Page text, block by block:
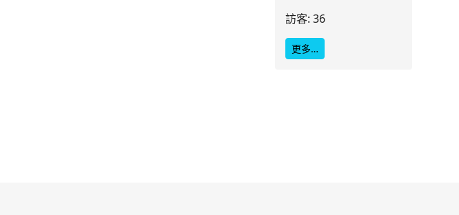
訪客: 36
更多…